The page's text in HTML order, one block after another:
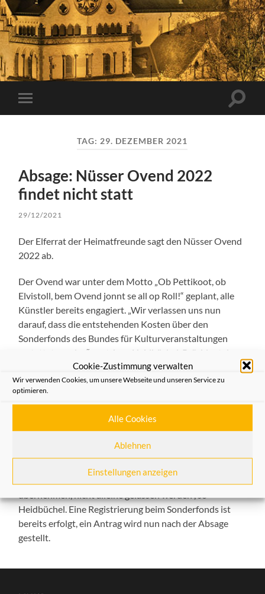
Cookie-Zustimmung verwalten
Wir verwenden Cookies, um unsere Webseite und unseren Service zu
optimieren.
Alle Cookies
Ablehnen
Einstellungen anzeigen
Mobile-
Menü
TAG: 29. DEZEMBER 2021
Absage: Nüsser Ovend 2022
findet nicht statt
29/12/2021
Der Elferrat der Heimatfreunde sagt den Nüsser Ovend
2022 ab.
Der Ovend war unter dem Motto „Ob Pettikoot, ob
Elvistoll, bem Ovend jonnt se all op Roll!“ geplant, alle
Künstler bereits engagiert. „Wir verlassen uns nun
darauf, dass die entstehenden Kosten über den
Sonderfonds des Bundes für Kulturveranstaltungen
erstattet werden“, sagt Jean Heidbüchel, Präsident des
Elferrats der Brauchtumsgruppe der Heimatfreunde.
Der Elferrat hat über die Weihnachtsfeiertage
einstimmig beschlossen: Angesichts der
Karnevalsverbänden und der nordrhein-westfälischen
Karnevalsveranstaltung durchzuführen. „Als
Ehrenamtler gehen wir nun davon aus, dass wir mit der
Verantwortung, die wir mit der freiwilligen Absage
übernehmen, nicht alleine gelassen werden“, so
Heidbüchel. Eine Registrierung beim Sonderfonds ist
bereits erfolgt, ein Antrag wird nun nach der Absage
gestellt.